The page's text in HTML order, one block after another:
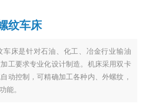
纹车床
车床是针对石油、化工、冶金行业输油
工要求专业化设计制造。机床采用双卡
动控制，可精确加工各种内、外螺纹，
能。